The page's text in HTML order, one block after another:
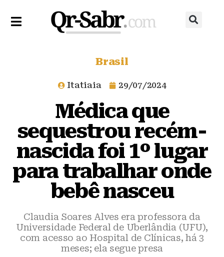
Brasil
Itatiaia 29/07/2024
Médica que
sequestrou recém-
nascida foi 1º lugar
para trabalhar onde
bebê nasceu
Claudia Soares Alves era professora da
Universidade Federal de Uberlândia (UFU),
com acesso ao Hospital de Clínicas, há 3
meses; ela segue presa